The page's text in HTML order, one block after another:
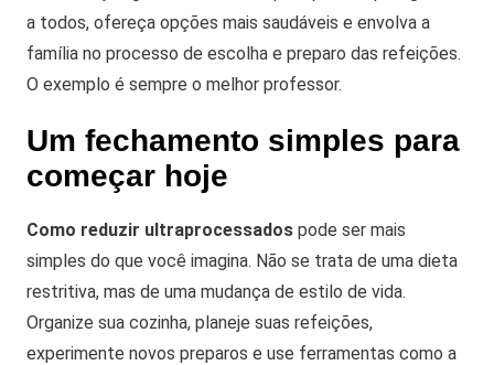
a todos, ofereça opções mais saudáveis e envolva a
família no processo de escolha e preparo das refeições.
O exemplo é sempre o melhor professor.
Um fechamento simples para
começar hoje
Como reduzir ultraprocessados pode ser mais
simples do que você imagina. Não se trata de uma dieta
restritiva, mas de uma mudança de estilo de vida.
Organize sua cozinha, planeje suas refeições,
experimente novos preparos e use ferramentas como a